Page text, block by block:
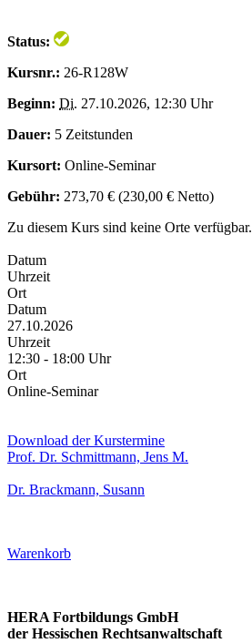
Status:
Kursnr.: 26-R128W
Beginn: Di. 27.10.2026, 12:30 Uhr
Dauer: 5 Zeitstunden
Kursort: Online-Seminar
Gebühr: 273,70 € (230,00 € Netto)
Zu diesem Kurs sind keine Orte verfügbar.
Datum
Uhrzeit
Ort
Datum
27.10.2026
Uhrzeit
12:30 - 18:00 Uhr
Ort
Online-Seminar
Download der Kurstermine
Prof. Dr. Schmittmann, Jens M.
Dr. Brackmann, Susann
Warenkorb
HERA Fortbildungs GmbH
der Hessischen Rechtsanwaltschaft